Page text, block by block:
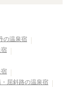
の温泉宿
屈斜路の温泉宿